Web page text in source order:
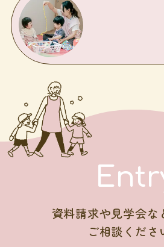
資料請求や見学会な
ご相談くださ